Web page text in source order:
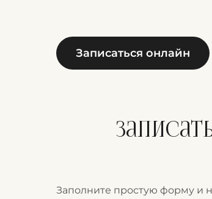
Записаться онлайн
Заполните простую форму и